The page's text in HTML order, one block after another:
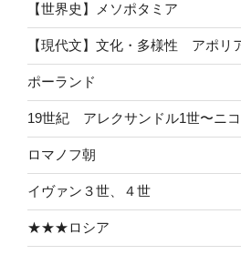
【世界史】メソポタミア
【現代文】文化・多様性 アポリ
ポーランド
19世紀 アレクサンドル1世〜ニ
ロマノフ朝
イヴァン３世、４世
★★★ロシア